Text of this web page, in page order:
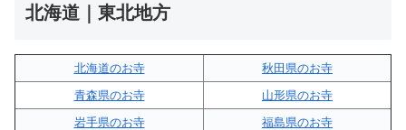
北海道｜東北地方
北海道のお寺
秋田県のお寺
青森県のお寺
山形県のお寺
岩手県のお寺
福島県のお寺